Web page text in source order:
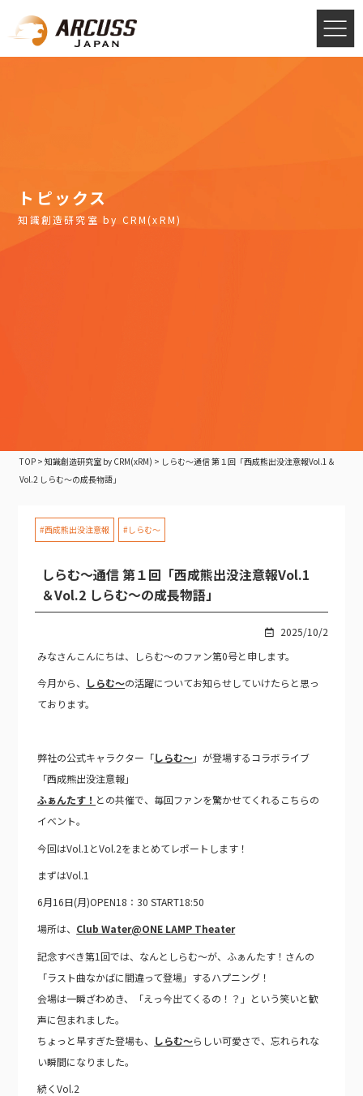
トピックス
知識創造研究室 by CRM(xRM)
TOP >知識創造研究室 by CRM(xRM) > しらむ～通信 第１回「西成熊出没注意報Vol.1＆
Vol.2 しらむ～の成長物語」
#西成熊出没注意報 #しらむ～
しらむ～通信 第１回「西成熊出没注意報Vol.1
＆Vol.2 しらむ～の成長物語」
2025/10/2
みなさんこんにちは、しらむ～のファン第0号と申します。
今月から、
しらむ～の活躍についてお知らせしていけたらと思っ
ております。
弊社の公式キャラクター「しらむ～」が登場するコラボライブ
「西成熊出没注意報」
ふぁんたす！ との共催で、毎回ファンを驚かせてくれるこちらの
イベント。
今回はVol.1とVol.2をまとめてレポートします！
まずはVol.1
6月16日(月)OPEN18：30 START18:50
場所は、 Club Water@ONE LAMP Theater
記念すべき第1回では、なんとしらむ～が、ふぁんたす！さんの
「ラスト曲なかばに間違って登場」するハプニング！
会場は一瞬ざわめき、「えっ今出てくるの！？」という笑いと歓
声に包まれました。
ちょっと早すぎた登場も、
しらむ～らしい可愛さで、忘れられな
い瞬間になりました。
続くVol.2